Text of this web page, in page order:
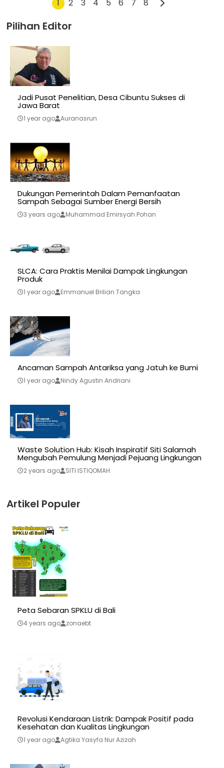
1 2 3 4 5 6 7 8
Pilihan Editor
Jadi Pusat Penelitian, Desa Cibuntu Sukses di
Jawa Barat
1 year ago Auranasrun
Dukungan Pemerintah Dalam Pemanfaatan
Sampah Sebagai Sumber Energi Bersih
3 years ago Muhammad Emirsyah Pohan
SLCA: Cara Praktis Menilai Dampak Lingkungan
Produk
1 year ago Emmanuel Brilian Tangka
Ancaman Sampah Antariksa yang Jatuh ke Bumi
1 year ago Nindy Agustin Andriani
Waste Solution Hub: Kisah Inspiratif Siti Salamah
Mengubah Pemulung Menjadi Pejuang Lingkungan
2 years ago SITI ISTIQOMAH
Artikel Populer
Peta Sebaran SPKLU di Bali
4 years ago zonaebt
Revolusi Kendaraan Listrik: Dampak Positif pada
Kesehatan dan Kualitas Lingkungan
1 year ago Agtika Yasyfa Nur Azizah